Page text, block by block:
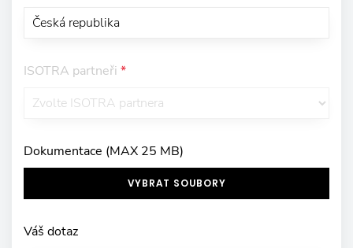
ISOTRA partneři *
Dokumentace (MAX 25 MB)
VYBRAT SOUBORY
Váš dotaz